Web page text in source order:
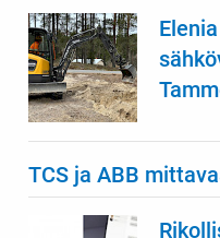
TCS ja ABB